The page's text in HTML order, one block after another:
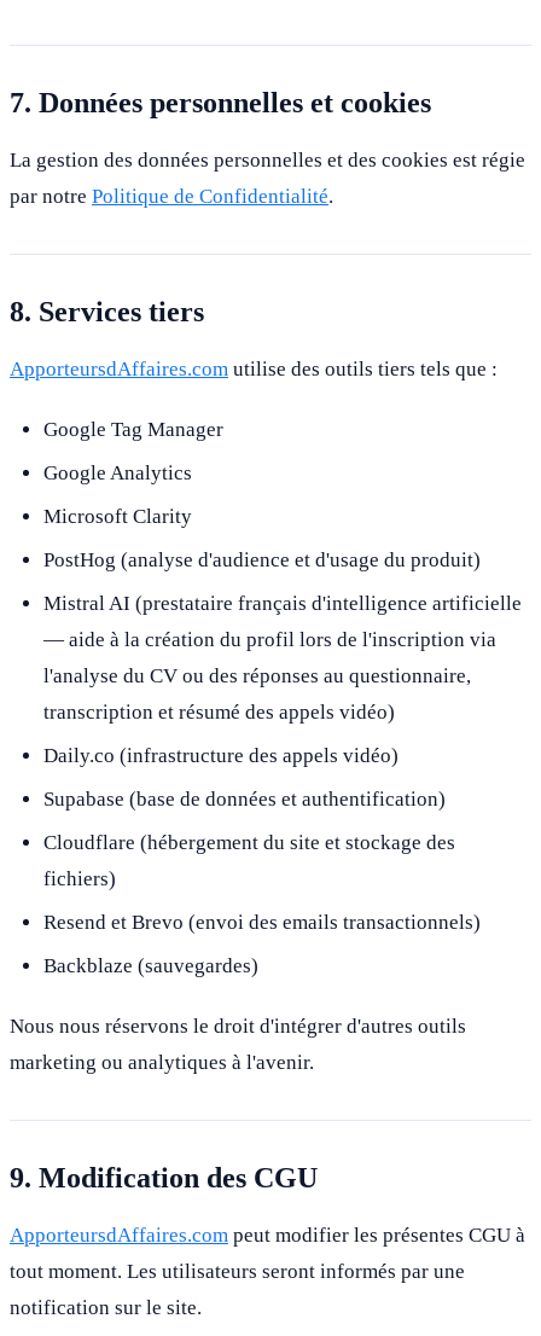
7. Données personnelles et cookies
La gestion des données personnelles et des cookies est régie
par notre Politique de Confidentialité.
8. Services tiers
ApporteursdAffaires.com utilise des outils tiers tels que :
Google Tag Manager
Google Analytics
Microsoft Clarity
PostHog (analyse d'audience et d'usage du produit)
Mistral AI (prestataire français d'intelligence artificielle
— aide à la création du profil lors de l'inscription via
l'analyse du CV ou des réponses au questionnaire,
transcription et résumé des appels vidéo)
Daily.co (infrastructure des appels vidéo)
Supabase (base de données et authentification)
Cloudflare (hébergement du site et stockage des
fichiers)
Resend et Brevo (envoi des emails transactionnels)
Backblaze (sauvegardes)
Nous nous réservons le droit d'intégrer d'autres outils
marketing ou analytiques à l'avenir.
9. Modification des CGU
ApporteursdAffaires.com peut modifier les présentes CGU à
tout moment. Les utilisateurs seront informés par une
notification sur le site.